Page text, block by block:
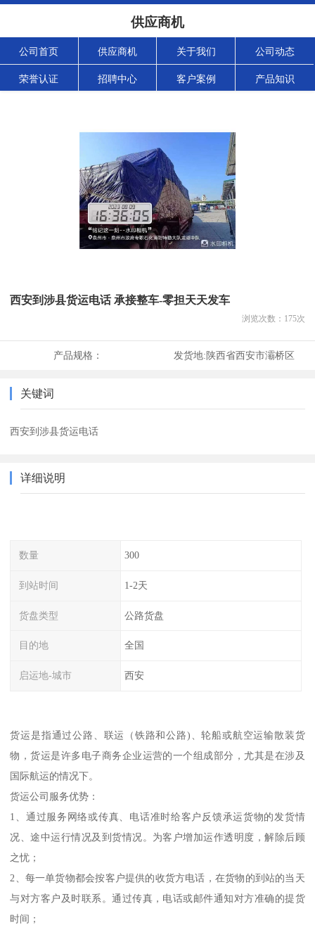
供应商机
公司首页 供应商机 关于我们 公司动态
荣誉认证 招聘中心 客户案例 产品知识
西安到涉县货运电话 承接整车-零担天天发车
浏览次数： 175次
产品规格： 发货地:陕西省西安市灞桥区
关键词
西安到涉县货运电话
详细说明
数量 300
到站时间 1-2天
货盘类型 公路货盘
目的地 全国
启运地-城市 西安
货运是指通过公路、联运（铁路和公路)、轮船或航空运输散装货
物，货运是许多电子商务企业运营的一个组成部分，尤其是在涉及
国际航运的情况下。
货运公司服务优势：
1、通过服务网络或传真、电话准时给客户反馈承运货物的发货情
况、途中运行情况及到货情况。为客户增加运作透明度，解除后顾
之忧；
2、每一单货物都会按客户提供的收货方电话，在货物的到站的当天
与对方客户及时联系。通过传真，电话或邮件通知对方准确的提货
时间；